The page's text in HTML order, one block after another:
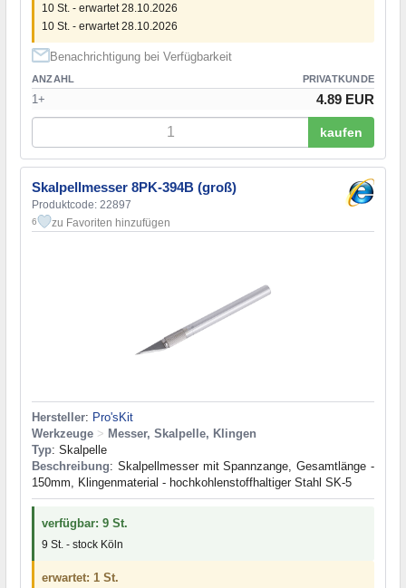
10 St. - erwartet 28.10.2026
10 St. - erwartet 28.10.2026
Benachrichtigung bei Verfügbarkeit
ANZAHL PRIVATKUNDE
1+ 4.89 EUR
kaufen
Skalpellmesser 8PK-394B (groß)
Produktcode: 22897
6 zu Favoriten hinzufügen
Hersteller: Pro'sKit
Werkzeuge > Messer, Skalpelle, Klingen
Typ: Skalpelle
Beschreibung: Skalpellmesser mit Spannzange, Gesamtlänge -
150mm, Klingenmaterial - hochkohlenstoffhaltiger Stahl SK-5
verfügbar: 9 St.
9 St. - stock Köln
erwartet: 1 St.